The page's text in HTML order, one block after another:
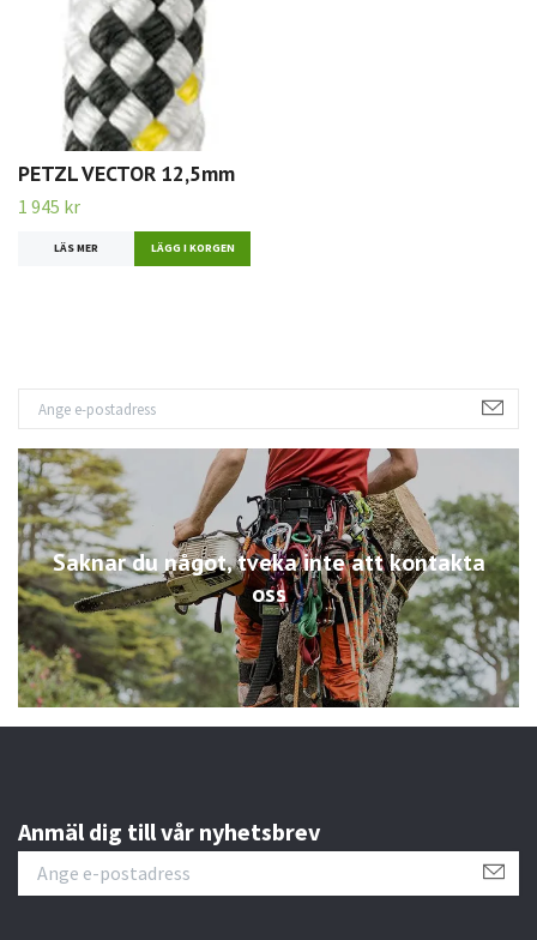
Saknar du något, tveka inte att kontakta
oss
PETZL VECTOR 12,5mm
1 945 kr
LÄS MER LÄGG I KORGEN
Anmäl dig till vår nyhetsbrev